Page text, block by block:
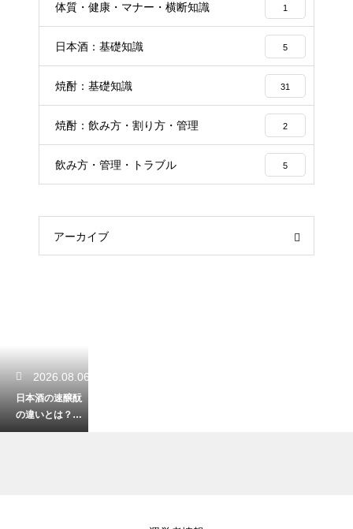
体質・健康・マナー・横断知識 1
日本酒：基礎知識 5
焼酎：基礎知識 31
焼酎：飲み方・割り方・管理 2
飲み方・管理・トラブル 5
アーカイブ
2026.08.06
日本酒の速醸酛
の違いとは？伝
統的な生酛との